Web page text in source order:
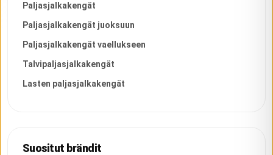
Paljasjalkakengät
Paljasjalkakengät juoksuun
Paljasjalkakengät vaellukseen
Talvipaljasjalkakengät
Lasten paljasjalkakengät
Suositut brändit